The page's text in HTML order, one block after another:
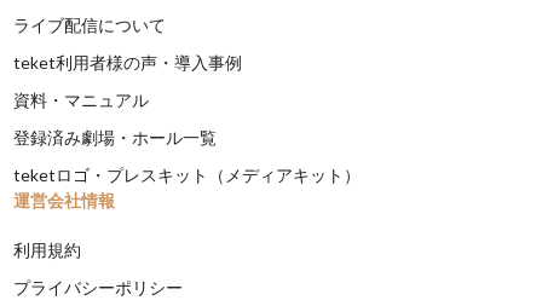
ライブ配信について
teket利用者様の声・導入事例
資料・マニュアル
登録済み劇場・ホール一覧
teketロゴ・プレスキット（メディアキット）
運営会社情報
利用規約
プライバシーポリシー